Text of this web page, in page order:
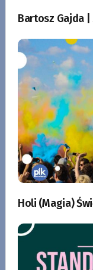
Bartosz Gajda |
Holi (Magia)